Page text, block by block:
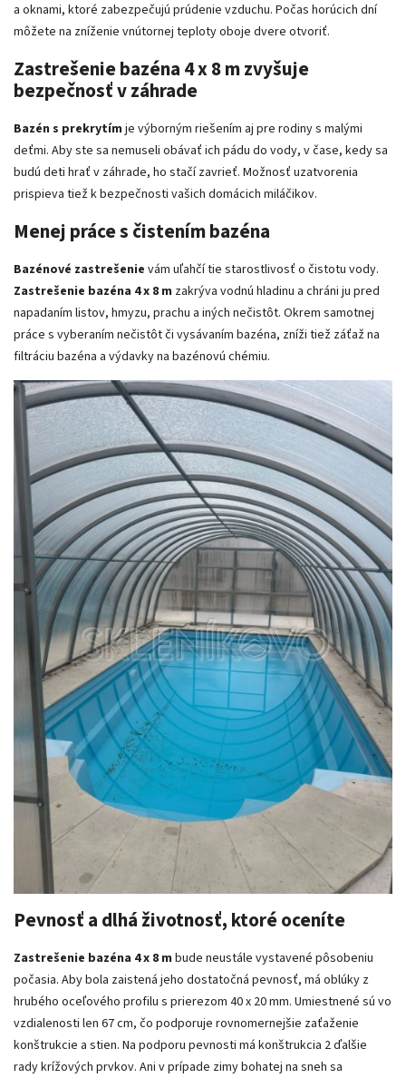
a oknami, ktoré zabezpečujú prúdenie vzduchu. Počas horúcich dní
môžete na zníženie vnútornej teploty oboje dvere otvoriť.
Zastrešenie bazéna 4 x 8 m zvyšuje
bezpečnosť v záhrade
Bazén s prekrytím je výborným riešením aj pre rodiny s malými
deťmi. Aby ste sa nemuseli obávať ich pádu do vody, v čase, kedy sa
budú deti hrať v záhrade, ho stačí zavrieť. Možnosť uzatvorenia
prispieva tiež k bezpečnosti vašich domácich miláčikov.
Menej práce s čistením bazéna
Bazénové zastrešenie vám uľahčí tie starostlivosť o čistotu vody.
Zastrešenie bazéna 4 x 8 m zakrýva vodnú hladinu a chráni ju pred
napadaním listov, hmyzu, prachu a iných nečistôt. Okrem samotnej
práce s vyberaním nečistôt či vysávaním bazéna, zníži tiež záťaž na
filtráciu bazéna a výdavky na bazénovú chémiu.
Pevnosť a dlhá životnosť, ktoré oceníte
Zastrešenie bazéna 4 x 8 m bude neustále vystavené pôsobeniu
počasia. Aby bola zaistená jeho dostatočná pevnosť, má oblúky z
hrubého oceľového profilu s prierezom 40 x 20 mm. Umiestnené sú vo
vzdialenosti len 67 cm, čo podporuje rovnomernejšie zaťaženie
konštrukcie a stien. Na podporu pevnosti má konštrukcia 2 ďalšie
rady krížových prvkov. Ani v prípade zimy bohatej na sneh sa